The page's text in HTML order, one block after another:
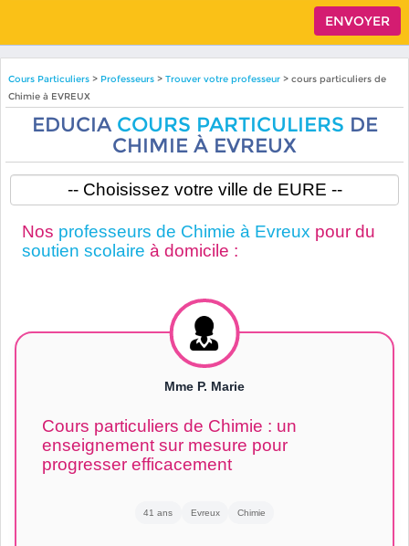
Cours Particuliers> Professeurs > Trouver votre professeur> cours particuliers de
Chimie à EVREUX
EDUCIA COURS PARTICULIERS DE
CHIMIE À EVREUX
Nos professeurs de Chimie à Evreux pour du
soutien scolaire à domicile :
Mme P. Marie
Cours particuliers de Chimie : un
enseignement sur mesure pour
progresser efficacement
41 ans Evreux Chimie